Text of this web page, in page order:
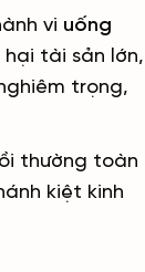
vi uống
tài sản lớn,
trọng,
thường toàn
kiệt kinh